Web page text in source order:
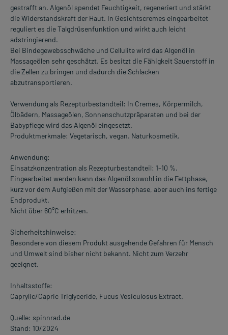
gestrafft an. Algenöl spendet Feuchtigkeit, regeneriert und stärkt
die Widerstandskraft der Haut. In Gesichtscremes eingearbeitet
reguliert es die Talgdrüsenfunktion und wirkt auch leicht
adstringierend.
Bei Bindegewebsschwäche und Cellulite wird das Algenöl in
Massageölen sehr geschätzt. Es besitzt die Fähigkeit Sauerstoff in
die Zellen zu bringen und dadurch die Schlacken
abzutransportieren.
Verwendung als Rezepturbestandteil: In Cremes, Körpermilch,
Ölbädern, Massageölen, Sonnenschutzpräparaten und bei der
Babypflege wird das Algenöl eingesetzt.
Produktmerkmale: Vegetarisch, vegan. Naturkosmetik.
Anwendung:
Einsatzkonzentration als Rezepturbestandteil: 1-10 %.
Eingearbeitet werden kann das Algenöl sowohl in die Fettphase,
kurz vor dem Aufgießen mit der Wasserphase, aber auch ins fertige
Endprodukt.
Nicht über 60°C erhitzen.
Sicherheitshinweise:
Besondere von diesem Produkt ausgehende Gefahren für Mensch
und Umwelt sind bisher nicht bekannt. Nicht zum Verzehr
geeignet.
Inhaltsstoffe:
Caprylic/Capric Triglyceride, Fucus Vesiculosus Extract.
Quelle: spinnrad.de
Stand: 10/2024